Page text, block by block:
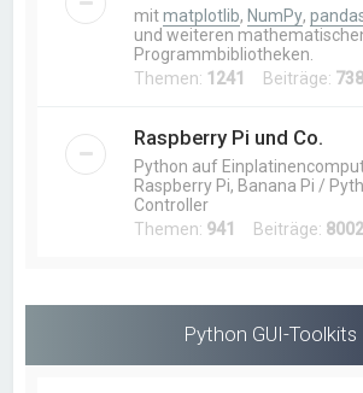
mitmatplotlib, NumPy,
und weiteren
Programmbibliotheken.
Themen: 1241 Beiträge:
Raspberry Pi und Co.
Python auf
Raspberry Pi, Banana Pi /
Controller
Themen: 941 Beiträge:
Python GUI-Toolkits